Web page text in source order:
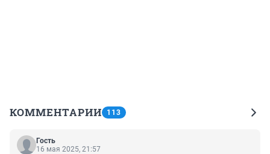
КОММЕНТАРИИ 113
Гость
16 мая 2025, 21:57